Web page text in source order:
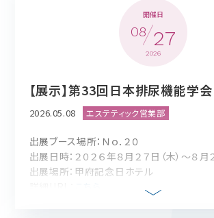
「申し込み用紙」をダウン
時間
20:00 開始 21:00 終了
開催日
08 27
2026
【展示】第33回日本排尿機能学会
2026.05.08
出展ブース場所：Ｎｏ．２０
出展日時：２０２６年８月２７日（木）～８月
出展場所：甲府記念日ホテル